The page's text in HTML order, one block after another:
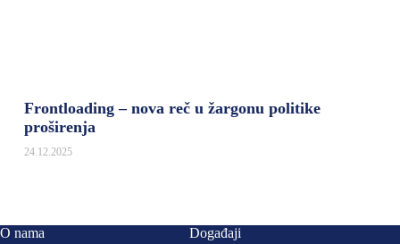
Frontloading – nova reč u žargonu politike
proširenja
24.12.2025
O nama
Događaji